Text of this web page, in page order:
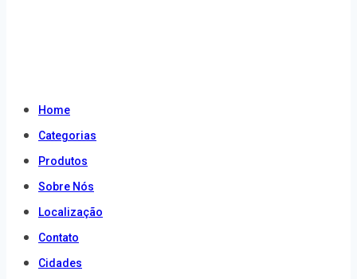
Home
Categorias
Produtos
Sobre Nós
Localização
Contato
Cidades